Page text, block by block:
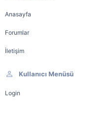
Anasayfa
Forumlar
İletişim
Kullanıcı Menüsü
Login